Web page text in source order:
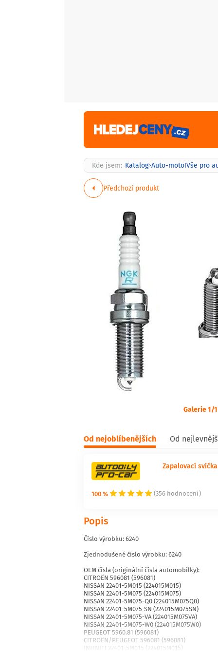
Kde jsem: Katalog>Auto-moto|Vše pro
Předchozí produkt
Galerie 1/1
Od nejoblíbenějších Od
100 % (356 hodnocení)
Zapalovací
Popis
Číslo výrobku: 6240
Zjednodušené číslo výrobku: 6240
OEM čísla (originální čísla automobilky):
CITROËN 596081 (596081)
NISSAN 22401-5M015 (224015M015)
NISSAN 22401-5M075 (224015M075)
NISSAN 22401-5M075-Q0 (224015M075Q0)
NISSAN 22401-5M075-SN (224015M075SN)
NISSAN 22401-5M075-VA (224015M075VA)
NISSAN 22401-5M075-W0 (224015M075W0)
PEUGEOT 5960.81 (596081)
CITROËN/PEUGEOT 596081 (596081)
INFINITI 22401-5M015 (224015M015)